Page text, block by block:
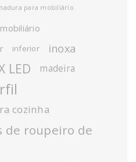
para mobiliário
inferior inoxa
LED madeira
cozinha
de roupeiro de